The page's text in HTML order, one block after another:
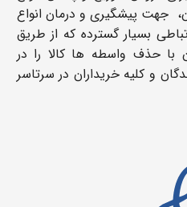
جهت پیشگیری و درمان انواع
بسیار گسترده که از طریق
با حذف واسطه ها کالا را در
و کلیه خریداران در سرتاسر